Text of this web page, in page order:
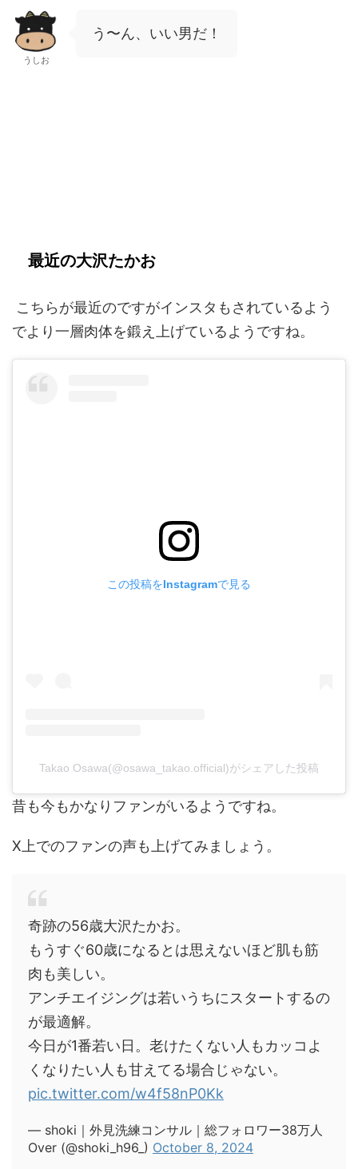
うしお
う〜ん、いい男だ！
最近の大沢たかお
こちらが最近のですがインスタもされているよう
でより一層肉体を鍛え上げているようですね。
この投稿をInstagramで見る
Takao Osawa(@osawa_takao.official)がシェアした投稿
昔も今もかなりファンがいるようですね。
X上でのファンの声も上げてみましょう。
奇跡の56歳大沢たかお。
もうすぐ60歳になるとは思えないほど肌も筋
肉も美しい。
アンチエイジングは若いうちにスタートするの
が最適解。
今日が1番若い日。老けたくない人もカッコよ
くなりたい人も甘えてる場合じゃない。
pic.twitter.com/w4f58nP0Kk
— shoki｜外見洗練コンサル｜総フォロワー38万人
Over (@shoki_h96_) October 8, 2024